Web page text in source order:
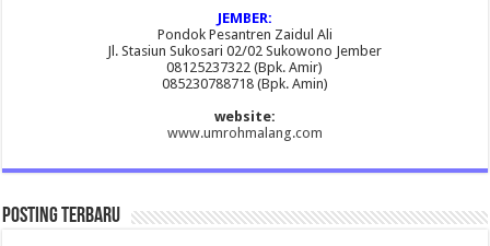
JEMBER:
Pondok Pesantren Zaidul Ali
Jl. Stasiun Sukosari 02/02 Sukowono Jember
08125237322 (Bpk. Amir)
085230788718 (Bpk. Amin)
website:
www.umrohmalang.com
Posting Terbaru